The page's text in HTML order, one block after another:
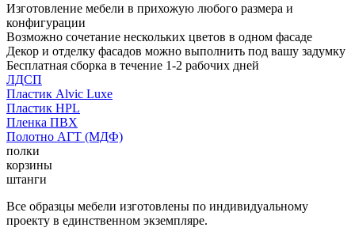
Изготовление мебели в прихожую любого размера и
конфигурации
Возможно сочетание нескольких цветов в одном фасаде
Декор и отделку фасадов можно выполнить под вашу задумку
Бесплатная сборка в течение 1-2 рабочих дней
ЛДСП
Пластик Alvic Luxe
Пластик HPL
Пленка ПВХ
Полотно АГТ (МДФ)
полки
корзины
штанги
Все образцы мебели изготовлены по индивидуальному
проекту в единственном экземпляре.